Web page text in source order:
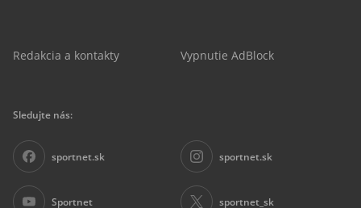
Redakcia a kontakty Vypnutie AdBlock
Sledujte nás:
sportnet.sk sportnet.sk
Sportnet sportnet_sk